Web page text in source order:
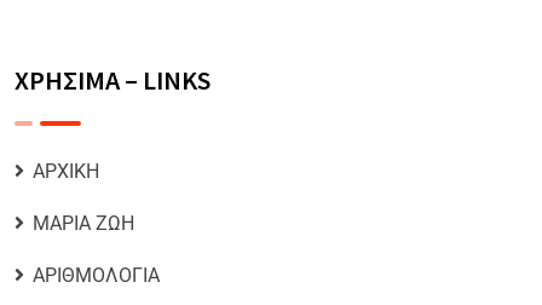
ΧΡΗΣΙΜΑ – LINKS
ΑΡΧΙΚΗ
ΜΑΡΙΑ ΖΩΗ
ΑΡΙΘΜΟΛΟΓΙΑ